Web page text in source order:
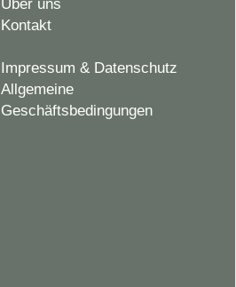
Über uns
Kontakt
Impressum & Datenschutz
Allgemeine
Geschäftsbedingungen